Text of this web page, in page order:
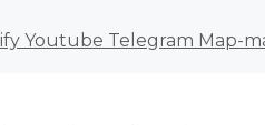
Youtube Telegram Map-